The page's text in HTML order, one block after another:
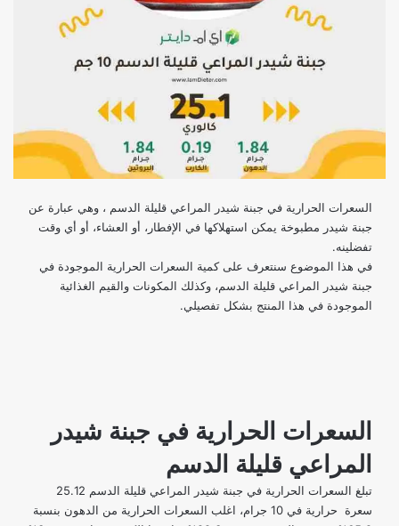
السعرات الحرارية في جبنة شيدر المراعي قليلة الدسم ، وهي عبارة عن
جبنة شيدر مطبوخة يمكن استهلاكها في الإفطار، أو العشاء، أو أي وقت
تفضلينه.
في هذا الموضوع سنتعرف على كمية السعرات الحرارية الموجودة في
جبنة شيدر المراعي قليلة الدسم، وكذلك المكونات والقيم الغذائية
الموجودة في هذا المنتج بشكل تفصيلي.
السعرات الحرارية في جبنة شيدر
المراعي قليلة الدسم
تبلغ السعرات الحرارية في جبنة شيدر المراعي قليلة الدسم 25.12
سعرة حرارية في 10 جرام، اغلب السعرات الحرارية من الدهون بنسبة